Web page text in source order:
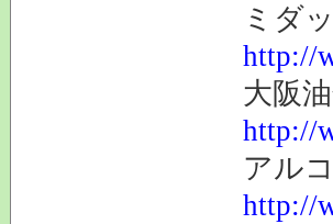
ミダ
http://
大阪
http://
アル
http://